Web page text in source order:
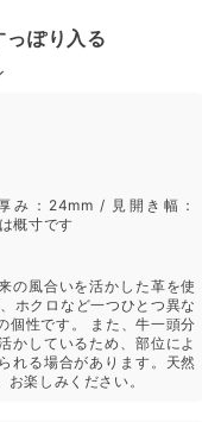
ぽり入る
み：24mm / 見開き幅：
概寸です
の風合いを活かした革を使
ホクロなど一つひとつ異な
個性です。 また、牛一頭分
かしているため、部位によ
れる場合があります。天然
楽しみください。